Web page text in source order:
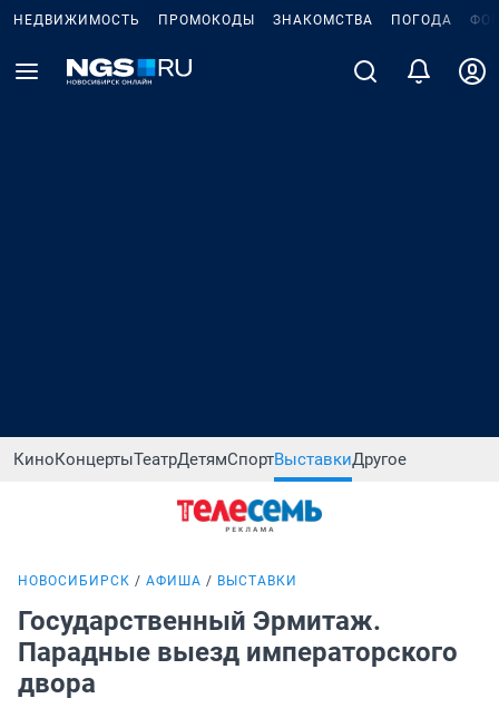
НЕДВИЖИМОСТЬ ПРОМОКОДЫ ЗНАКОМСТВА ПОГОДА
КиноКонцертыТеатрДетямСпортВыставкиДругое
НОВОСИБИРСК АФИША ВЫСТАВКИ
Государственный Эрмитаж.
Парадные выезд императорского
двора